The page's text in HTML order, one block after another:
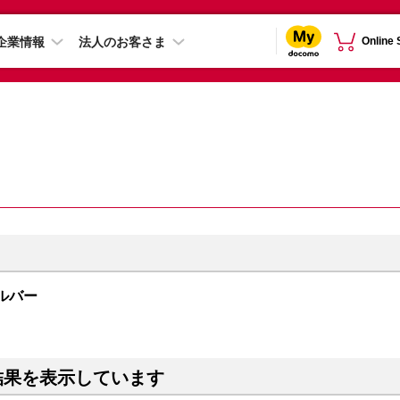
業情報 法人のお客さま Online
バー
を表示しています